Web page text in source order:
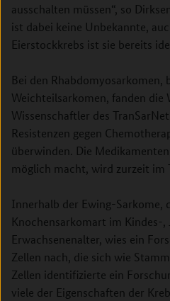
ausschalten müssen“, so
ist dabei keine Unbekannte,
Eierstockkrebs ist sie bereits
Bei den Rhabdomyosarkomen,
Weichteilsarkomen, fanden die
Wissenschaftler des
Resistenzen gegen
überwinden. Die
möglich macht, wird zurzeit im
Innerhalb der Ewing-Sarkome,
Knochensarkomart im Kindes-,
Erwachsenenalter, wies ein
Zellen nach, die sich wie
Zellen identifizierte ein
viele der Eigenschaften der